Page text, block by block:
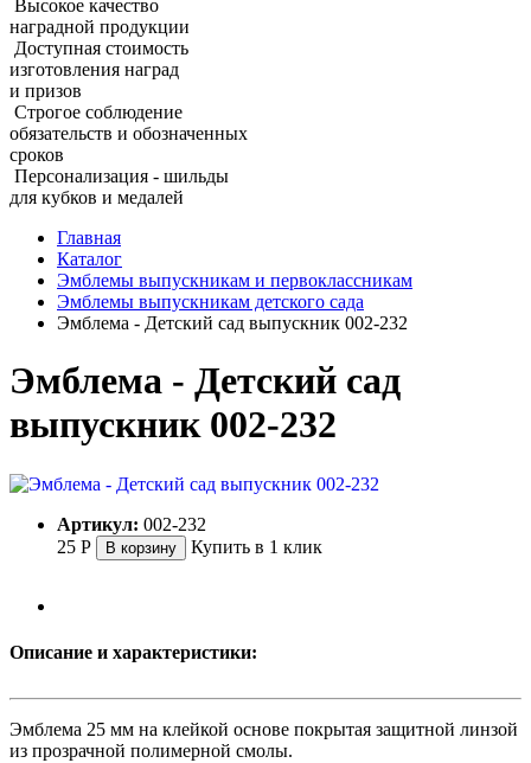
Высокое качество
наградной продукции
Доступная стоимость
изготовления наград
и призов
Строгое соблюдение
обязательств и обозначенных
сроков
Персонализация - шильды
для кубков и медалей
Главная
Каталог
Эмблемы выпускникам и первоклассникам
Эмблемы выпускникам детского сада
Эмблема ‑ Детский сад выпускник 002‑232
Эмблема ‑ Детский сад
выпускник 002‑232
Артикул: 002-232
25 Р В корзину Купить в 1 клик
Описание и характеристики:
Эмблема 25 мм на клейкой основе покрытая защитной линзой
из прозрачной полимерной смолы.